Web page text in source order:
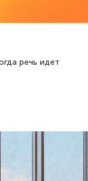
речь идет